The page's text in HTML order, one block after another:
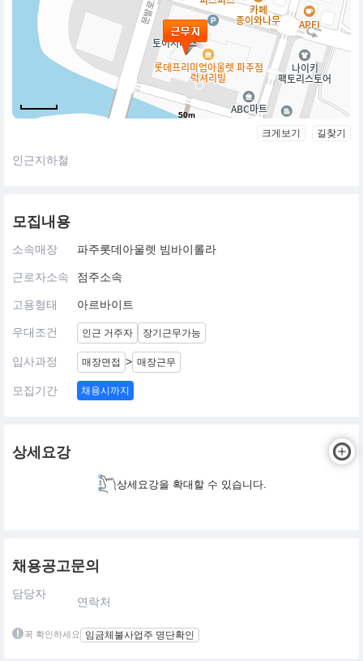
50m
크게보기 길찾기
인근지하철
모집내용
소속매장 파주롯데아울렛 빔바이롤라
근로자소속 점주소속
고용형태 아르바이트
우대조건 인근 거주자 장기근무가능
입사과정 매장면접 > 매장근무
모집기간 채용시까지
상세요강
상세요강을 확대할 수 있습니다.
채용공고문의
담당자
연락처
꼭 확인하세요 임금체불사업주 명단확인